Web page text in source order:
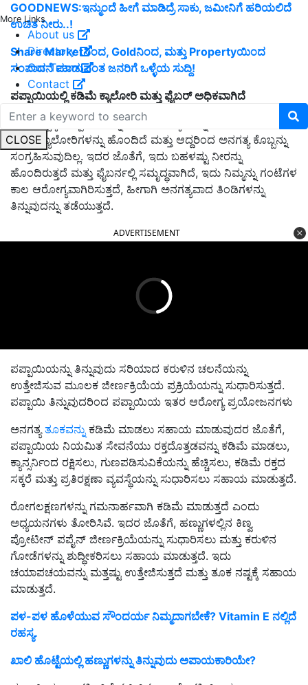
More Links
About us
Directory
Our Team
Contact
CLOSE
GOODNEWS:ಇನ್ಮುಂದೆ ಹೀಗೆ ಮಾಡಿದ್ರೆ ಸಾಕು, ಜಮೀನಿಗೆ ಹರಿಯಲಿದೆ
ಉಚಿತ ನೀರು..!
Share Marketನಿಂದ, Goldನಿಂದ, ಮತ್ತು Propertyಯಿಂದ
ಸಂಪಾದನೆ ಮಾಡುವಂತ ಜನರಿಗೆ ಒಳ್ಳೆಯ ಸುದ್ದಿ!
ಪಪ್ಪಾಯಿಯಲ್ಲಿ ಕಡಿಮೆ ಕ್ಯಾಲೋರಿ ಮತ್ತು ಫೈಬರ್ ಅಧಿಕವಾಗಿದೆ
ತೂಕ ನಷ್ಟಕ್ಕೆ ಪಪ್ಪಾಯಿಯನ್ನು ಆದರ್ಶ ಆಯ್ಕೆಯನ್ನಾಗಿ ಮಾಡುವುದು ಅದು
ಕಡಿಮೆ ಕ್ಯಾಲೋರಿಗಳನ್ನು ಹೊಂದಿದೆ ಮತ್ತು ಆದ್ದರಿಂದ ಅನಗತ್ಯ ಕೊಬ್ಬನ್ನು
ಸಂಗ್ರಹಿಸುವುದಿಲ್ಲ. ಇದರ ಜೊತೆಗೆ, ಇದು ಬಹಳಷ್ಟು ನೀರನ್ನು
ಹೊಂದಿರುತ್ತದೆ ಮತ್ತು ಫೈಬರ್ನಲ್ಲಿ ಸಮೃದ್ಧವಾಗಿದೆ, ಇದು ನಿಮ್ಮನ್ನು ಗಂಟೆಗಳ
ಕಾಲ ಆರೋಗ್ಯವಾಗಿರಿಸುತ್ತದೆ, ಹೀಗಾಗಿ ಅನಗತ್ಯವಾದ ತಿಂಡಿಗಳನ್ನು
ತಿನ್ನುವುದನ್ನು ತಡೆಯುತ್ತದೆ.
ADVERTISEMENT
ಪಪ್ಪಾಯಿಯನ್ನು ತಿನ್ನುವುದು ಸರಿಯಾದ ಕರುಳಿನ ಚಲನೆಯನ್ನು
ಉತ್ತೇಜಿಸುವ ಮೂಲಕ ಜೀರ್ಣಕ್ರಿಯೆಯ ಪ್ರಕ್ರಿಯೆಯನ್ನು ಸುಧಾರಿಸುತ್ತದೆ.
ಪಪ್ಪಾಯಿ ತಿನ್ನುವುದರಿಂದ ಪಪ್ಪಾಯಿಯ ಇತರ ಆರೋಗ್ಯ ಪ್ರಯೋಜನಗಳು
ಅನಗತ್ಯತೂಕವನ್ನುಕಡಿಮೆ ಮಾಡಲು ಸಹಾಯ ಮಾಡುವುದರ ಜೊತೆಗೆ,
ಪಪ್ಪಾಯಿಯ ನಿಯಮಿತ ಸೇವನೆಯು ರಕ್ತದೊತ್ತಡವನ್ನು ಕಡಿಮೆ ಮಾಡಲು,
ಕ್ಯಾನ್ಸರ್ನಿಂದ ರಕ್ಷಿಸಲು, ಗುಣಪಡಿಸುವಿಕೆಯನ್ನು ಹೆಚ್ಚಿಸಲು, ಕಡಿಮೆ ರಕ್ತದ
ಸಕ್ಕರೆ ಮತ್ತು ಪ್ರತಿರಕ್ಷಣಾ ವ್ಯವಸ್ಥೆಯನ್ನು ಸುಧಾರಿಸಲು ಸಹಾಯ ಮಾಡುತ್ತದೆ.
ರೋಗಲಕ್ಷಣಗಳನ್ನು ಗಮನಾರ್ಹವಾಗಿ ಕಡಿಮೆ ಮಾಡುತ್ತದೆ ಎಂದು
ಅಧ್ಯಯನಗಳು ತೋರಿಸಿವೆ. ಇದರ ಜೊತೆಗೆ, ಹಣ್ಣುಗಳಲ್ಲಿನ ಕಿಣ್ವ
ಪ್ರೋಟೀನ್ ಪಪೈನ್ ಜೀರ್ಣಕ್ರಿಯೆಯನ್ನು ಸುಧಾರಿಸಲು ಮತ್ತು ಕರುಳಿನ
ಗೋಡೆಗಳನ್ನು ಶುದ್ಧೀಕರಿಸಲು ಸಹಾಯ ಮಾಡುತ್ತದೆ. ಇದು
ಚಯಾಪಚಯವನ್ನು ಮತ್ತಷ್ಟು ಉತ್ತೇಜಿಸುತ್ತದೆ ಮತ್ತು ತೂಕ ನಷ್ಟಕ್ಕೆ ಸಹಾಯ
ಮಾಡುತ್ತದೆ.
ಪಳ-ಪಳ ಹೊಳೆಯುವ ಸೌಂದರ್ಯ ನಿಮ್ಮದಾಗಬೇಕೆ? Vitamin E ನಲ್ಲಿದೆ
ರಹಸ್ಯ.
ಖಾಲಿ ಹೊಟ್ಟೆಯಲ್ಲಿ ಹಣ್ಣುಗಳನ್ನು ತಿನ್ನುವುದು ಅಪಾಯಕಾರಿಯೇ?